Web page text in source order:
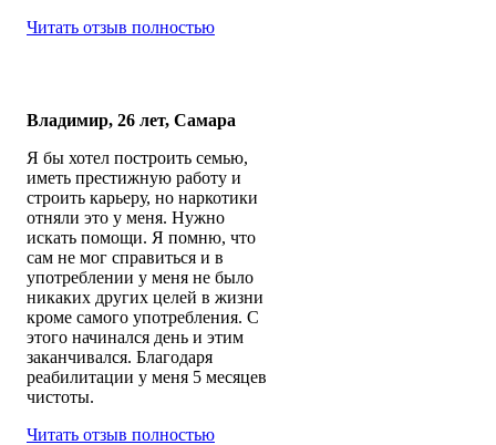
Читать отзыв полностью
Владимир, 26 лет, Самара
Я бы хотел построить семью,
иметь престижную работу и
строить карьеру, но наркотики
отняли это у меня. Нужно
искать помощи. Я помню, что
сам не мог справиться и в
употреблении у меня не было
никаких других целей в жизни
кроме самого употребления. С
этого начинался день и этим
заканчивался. Благодаря
реабилитации у меня 5 месяцев
чистоты.
Читать отзыв полностью